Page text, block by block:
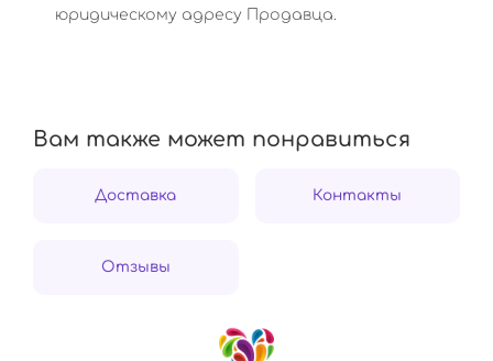
юридическому адресу Продавца.
Вам также может понравиться
Доставка Контакты
Отзывы